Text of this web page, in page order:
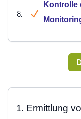
8.
Kontrolle
1. Ermittlung